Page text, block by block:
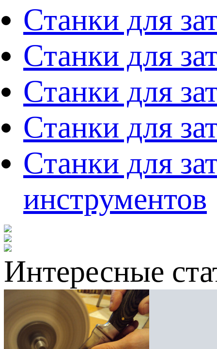
Станки для
Станки для
Станки для
Станки для
Станки для
инструментов
Интересные